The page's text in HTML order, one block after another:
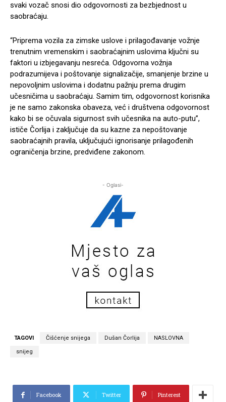
svaki vozač snosi dio odgovornosti za bezbjednost u
saobraćaju.
“Priprema vozila za zimske uslove i prilagođavanje vožnje
trenutnim vremenskim i saobraćajnim uslovima ključni su
faktori u izbjegavanju nesreća. Odgovorna vožnja
podrazumijeva i poštovanje signalizačije, smanjenje brzine u
nepovoljnim uslovima i dodatnu pažnju prema drugim
učesničima u saobraćaju. Samim tim, odgovornost korisnika
je ne samo zakonska obaveza, već i društvena odgovornost
kako bi se očuvala sigurnost svih učesnika na auto-putu”,
ističe Čorlija i zaključuje da su kazne za nepoštovanje
saobraćajnih pravila, uključujući ignorisanje prilagođenih
ograničenja brzine, predviđene zakonom.
- Oglasi-
TAGOVI Čišćenje snijega Dušan Čorlija NASLOVNA
snijeg
Facebook Twitter Pinterest